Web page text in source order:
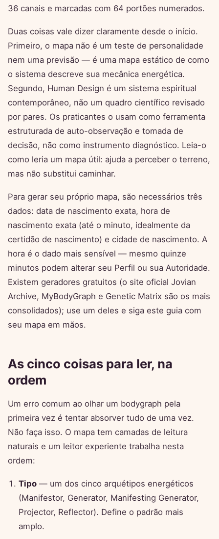
36 canais e marcadas com 64 portões numerados.
Duas coisas vale dizer claramente desde o início.
Primeiro, o mapa não é um teste de personalidade
nem uma previsão — é uma mapa estático de como
o sistema descreve sua mecânica energética.
Segundo, Human Design é um sistema espiritual
contemporâneo, não um quadro científico revisado
por pares. Os praticantes o usam como ferramenta
estruturada de auto-observação e tomada de
decisão, não como instrumento diagnóstico. Leia-o
como leria um mapa útil: ajuda a perceber o terreno,
mas não substitui caminhar.
Para gerar seu próprio mapa, são necessários três
dados: data de nascimento exata, hora de
nascimento exata (até o minuto, idealmente da
certidão de nascimento) e cidade de nascimento. A
hora é o dado mais sensível — mesmo quinze
minutos podem alterar seu Perfil ou sua Autoridade.
Existem geradores gratuitos (o site oficial Jovian
Archive, MyBodyGraph e Genetic Matrix são os mais
consolidados); use um deles e siga este guia com
seu mapa em mãos.
As cinco coisas para ler, na
ordem
Um erro comum ao olhar um bodygraph pela
primeira vez é tentar absorver tudo de uma vez.
Não faça isso. O mapa tem camadas de leitura
naturais e um leitor experiente trabalha nesta
ordem:
Tipo — um dos cinco arquétipos energéticos
(Manifestor, Generator, Manifesting Generator,
Projector, Reflector). Define o padrão mais
amplo.